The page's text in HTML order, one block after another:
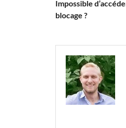
Impossible
blocage ?